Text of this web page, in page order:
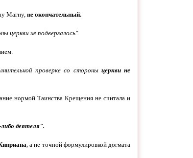
Магну,не окончательный.
церкви не подвергалось".
проверке со стороны церкви не
нормой Таинства Крещения не считала и
деятеля".
, а не точной формулировкой догмата